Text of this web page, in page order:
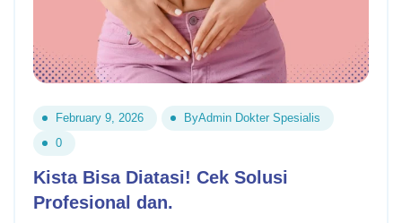
February 9, 2026 ByAdmin Dokter Spesialis
0
Kista Bisa Diatasi! Cek Solusi
Profesional dan.